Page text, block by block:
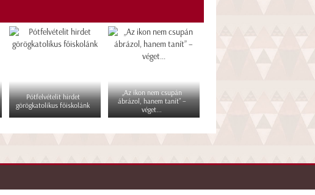
Pótfelvételit hirdet
görögkatolikus főiskolánk
„Az ikon nem csupán
ábrázol, hanem tanít” –
véget...